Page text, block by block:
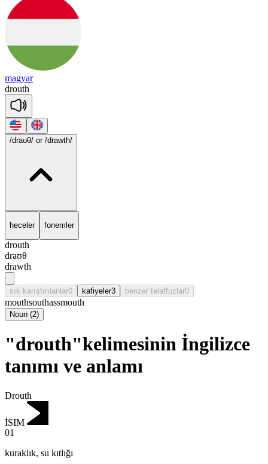
magyar
drouth
/draʊθ/ or /drawth/
heceler fonemler
drouth
draʊθ
drawth
sık karıştırılanlar0 kafiyeler3 benzer telaffuzlar0
mouthsouthassmouth
Noun (2)
"drouth"kelimesinin İngilizce
tanımı ve anlamı
Drouth
İSIM
01
kuraklık, su kıtlığı